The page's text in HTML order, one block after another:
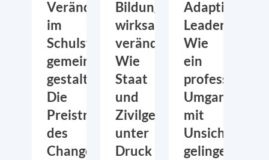
Veränderung
im
Schulsystem
gemeinsam
gestalten:
Die
Preisträger:innen
des
Change
Bildung
wirksam
verändern:
Wie
Staat
und
Zivilgesellschaft
unter
Druck
Adaptive
Leadership:
Wie
ein
Umgang
mit
Unsicherheit
gelingen